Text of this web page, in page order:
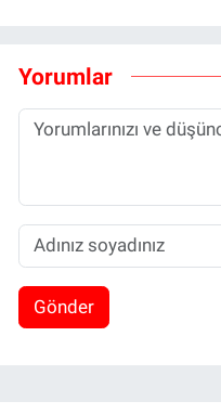
Yorumlar
Gönder